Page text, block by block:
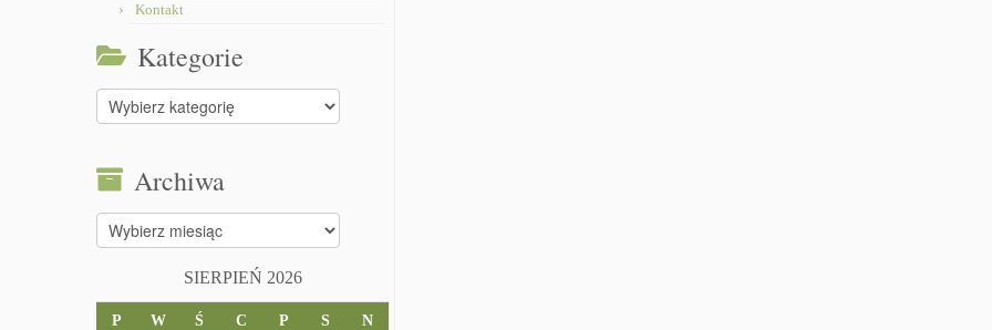
Kontakt
Kategorie
Kategorie
Archiwa
Archiwa
SIERPIEŃ 2026
P W Ś C P S N